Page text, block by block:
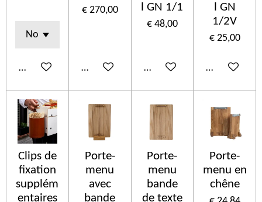
In winkelwagen
€ 270,00
In winkelwagen
l GN 1/1
€ 48,00
In winkelwagen
l GN
1/2V
€ 25,00
In
Clips de
fixation
supplém
entaires
Porte-
menu
avec
bande
Porte-
menu
bande
de texte
Porte-
menu en
chêne